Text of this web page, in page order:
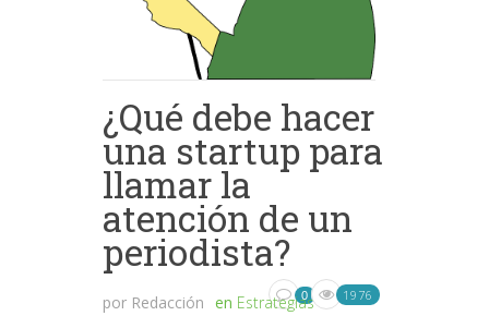
¿Qué debe hacer
una startup para
llamar la
atención de un
periodista?
por Redacción en Estrategias
0 1976